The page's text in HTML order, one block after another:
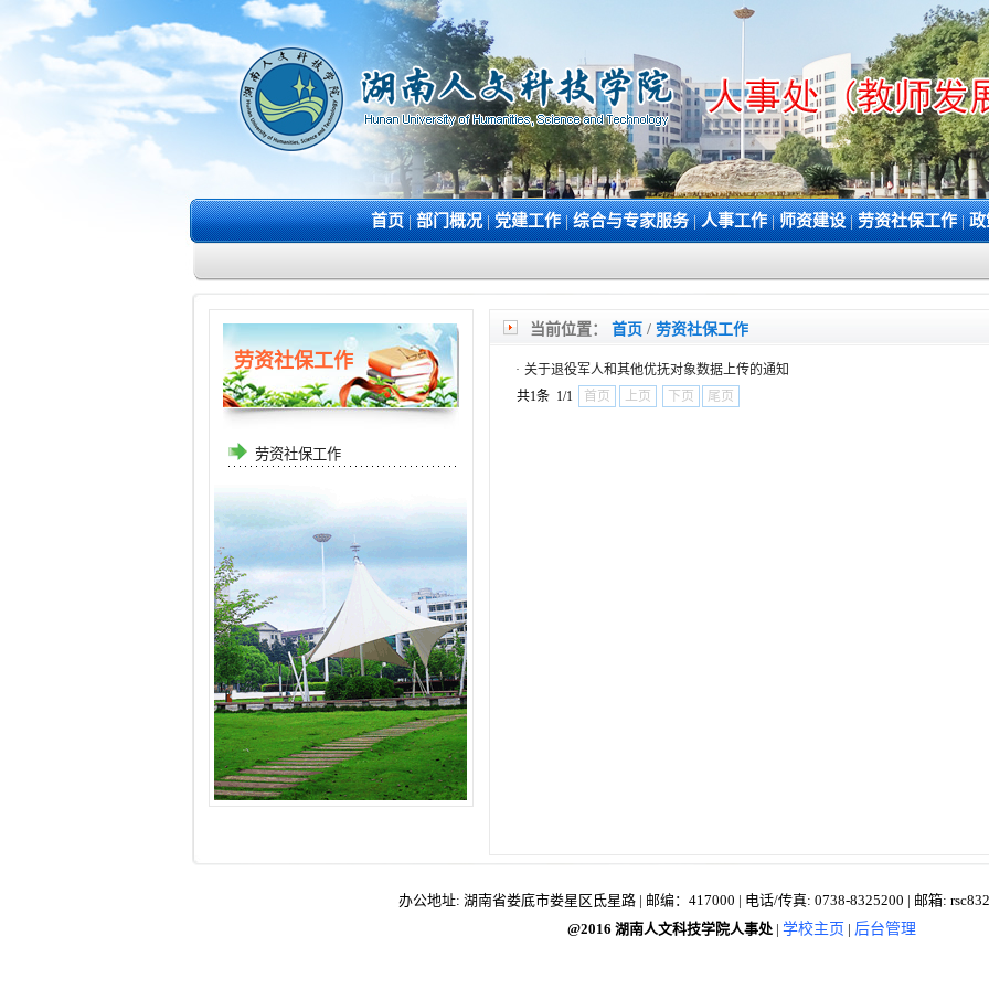
首页|部门概况|党建工作|综合与专家服务|人事工作|师资建设|劳资社保工作|政
劳资社保工作
劳资社保工作
当前位置： 首页 / 劳资社保工作
· 关于退役军人和其他优抚对象数据上传的通知
共1条 1/1
首页 上页 下页 尾页
办公地址: 湖南省娄底市娄星区氐星路 | 邮编：417000 | 电话/传真: 0738-8325200 | 邮箱:
@2016 湖南人文科技学院人事处 | 学校主页 | 后台管理